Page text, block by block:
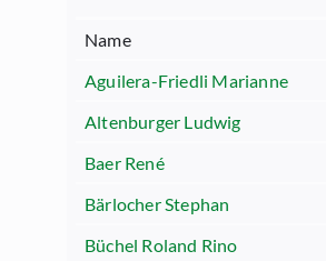
Name
Aguilera-Friedli Marianne
Altenburger Ludwig
Baer René
Bärlocher Stephan
Büchel Roland Rino